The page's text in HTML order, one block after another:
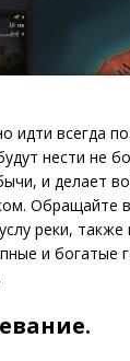
идти всегда
нести не
и делает
Обращайте
реки, также
и богатые